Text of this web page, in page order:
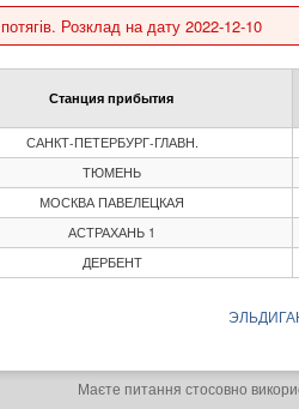
Розклад на дату 2022-12-10
Станция прибытия
САНКТ-ПЕТЕРБУРГ-ГЛАВН.
ТЮМЕНЬ
МОСКВА ПАВЕЛЕЦКАЯ
АСТРАХАНЬ 1
ДЕРБЕНТ
Маєте питання стосовно